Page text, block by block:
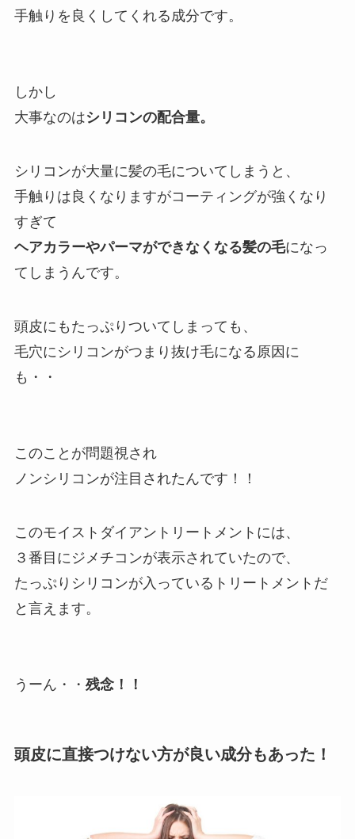
手触りを良くしてくれる成分です。
しかし
大事なのはシリコンの配合量。
シリコンが大量に髪の毛についてしまうと、
手触りは良くなりますがコーティングが強くなり
すぎて
ヘアカラーやパーマができなくなる髪の毛になっ
てしまうんです。
頭皮にもたっぷりついてしまっても、
毛穴にシリコンがつまり抜け毛になる原因に
も・・
このことが問題視され
ノンシリコンが注目されたんです！！
このモイストダイアントリートメントには、
３番目にジメチコンが表示されていたので、
たっぷりシリコンが入っているトリートメントだ
と言えます。
うーん・・ 残念！！
頭皮に直接つけない方が良い成分もあった！